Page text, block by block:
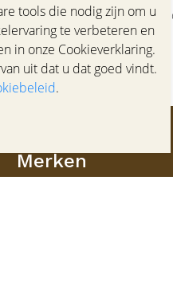
tools die nodig zijn om u
te verbeteren en
in onze Cookieverklaring.
uit dat u dat goed vindt.
.
en blijf als eerste
Merken